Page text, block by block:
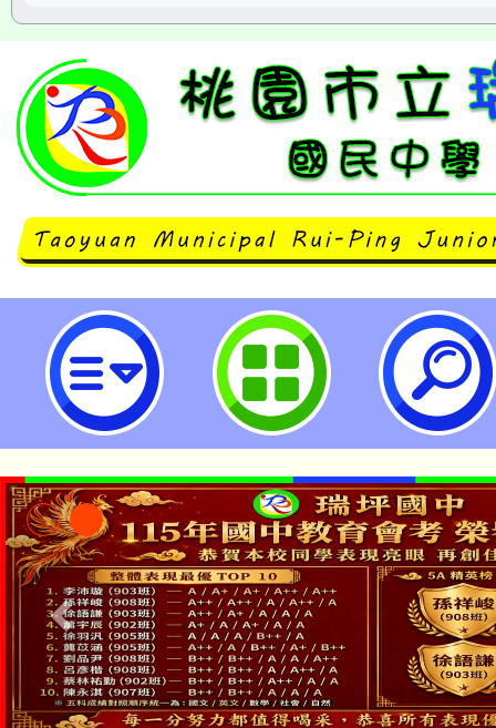
財團法人語言訓練測驗中心「全民
（GEPT）2024年初級、中級聽讀
園市立瑞坪國民中學
「本色祭」8/29、30在